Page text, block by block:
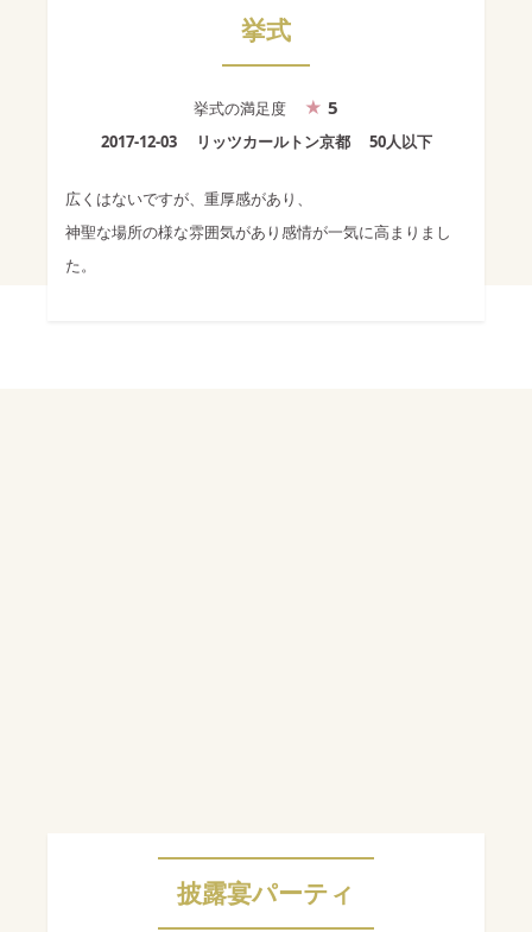
挙式
挙式の満足度 5
2017-12-03 リッツカールトン京都 50人以下
広くはないですが、重厚感があり、
神聖な場所の様な雰囲気があり感情が一気に高まりまし
た。
披露宴パーティ